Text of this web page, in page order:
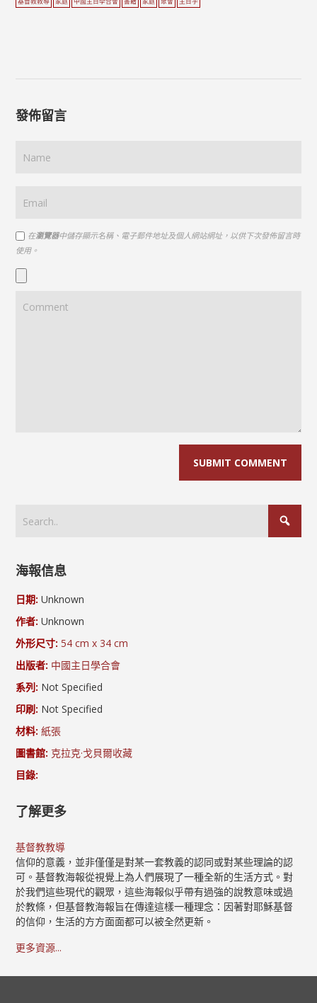
發佈留言
在瀏覽器中儲存顯示名稱、電子郵件地址及個人網站網址，以供下次發佈留言時
使用。
海報信息
日期: Unknown
作者: Unknown
外形尺寸: 54 cm x 34 cm
出版者: 中國主日學合會
系列: Not Specified
印刷: Not Specified
材料: 紙張
圖書館: 克拉克·戈貝爾收藏
目錄:
了解更多
基督教教導
信仰的意義，並非僅僅是對某一套教義的認同或對某些理論的認
可。基督教海報從視覺上為人們展現了一種全新的生活方式。對
於我們這些現代的觀眾，這些海報似乎帶有過強的說教意味或過
於教條，但基督教海報旨在傳達這樣一種理念：因著對耶穌基督
的信仰，生活的方方面面都可以被全然更新。
更多資源...